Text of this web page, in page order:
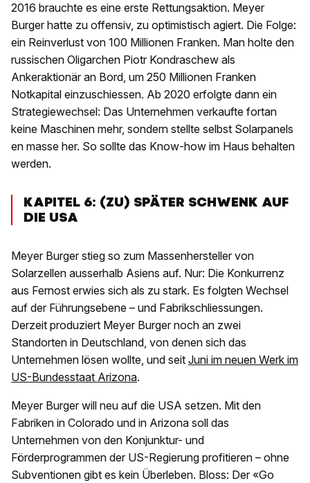
2016 brauchte es eine erste Rettungsaktion. Meyer
Burger hatte zu offensiv, zu optimistisch agiert. Die Folge:
ein Reinverlust von 100 Millionen Franken. Man holte den
russischen Oligarchen Piotr Kondraschew als
Ankeraktionär an Bord, um 250 Millionen Franken
Notkapital einzuschiessen. Ab 2020 erfolgte dann ein
Strategiewechsel: Das Unternehmen verkaufte fortan
keine Maschinen mehr, sondern stellte selbst Solarpanels
en masse her. So sollte das Know-how im Haus behalten
werden.
KAPITEL 6: (ZU) SPÄTER SCHWENK AUF
DIE USA
Meyer Burger stieg so zum Massenhersteller von
Solarzellen ausserhalb Asiens auf. Nur: Die Konkurrenz
aus Fernost erwies sich als zu stark. Es folgten Wechsel
auf der Führungsebene – und Fabrikschliessungen.
Derzeit produziert Meyer Burger noch an zwei
Standorten in Deutschland, von denen sich das
Unternehmen lösen wollte, und seit Juni im neuen Werk im
US-Bundesstaat Arizona.
Meyer Burger will neu auf die USA setzen. Mit den
Fabriken in Colorado und in Arizona soll das
Unternehmen von den Konjunktur- und
Förderprogrammen der US-Regierung profitieren – ohne
Subventionen gibt es kein Überleben. Bloss: Der «Go